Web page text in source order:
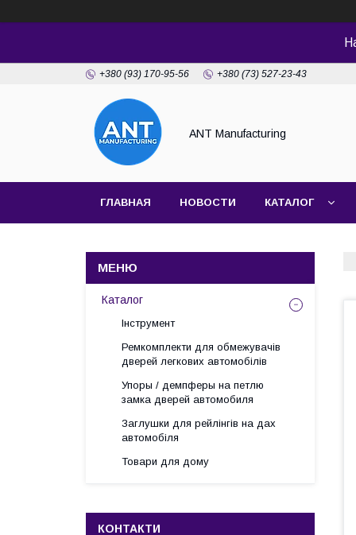
+380 (93) 170-95-56 +380 (73) 527-23-43
ANT Manufacturing
ГЛАВНАЯ НОВОСТИ КАТАЛОГ
Каталог
Інструмент
Ремкомплекти для обмежувачів
дверей легкових автомобілів
Упоры / демпферы на петлю
замка дверей автомобиля
Заглушки для рейлінгів на дах
автомобіля
Товари для дому
КОНТАКТИ